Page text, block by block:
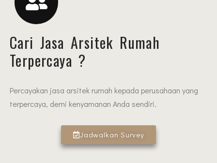
Cari Jasa Arsitek Rumah
Terpercaya ?
Percayakan jasa arsitek rumah kepada perusahaan yang
terpercaya, demi kenyamanan Anda sendiri.
Jadwalkan Survey